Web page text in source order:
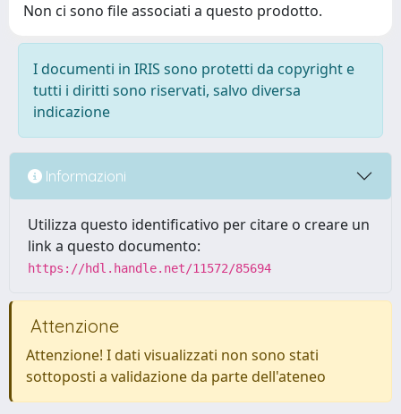
Non ci sono file associati a questo prodotto.
I documenti in IRIS sono protetti da copyright e
tutti i diritti sono riservati, salvo diversa
indicazione
Informazioni
Utilizza questo identificativo per citare o creare un
link a questo documento:
https://hdl.handle.net/11572/85694
Attenzione
Attenzione! I dati visualizzati non sono stati
sottoposti a validazione da parte dell'ateneo